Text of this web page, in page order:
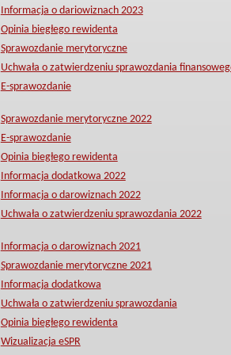
Informacja o dariowiznach 2023
Opinia biegłego rewidenta
Sprawozdanie merytoryczne
Uchwała o zatwierdzeniu sprawozdania
E-sprawozdanie
Sprawozdanie merytoryczne 2022
E-sprawozdanie
Opinia biegłego rewidenta
Informacja dodatkowa 2022
Informacja o darowiznach 2022
Uchwała o zatwierdzeniu sprawozdania 2022
Informacja o darowiznach 2021
Sprawozdanie merytoryczne 2021
Informacja dodatkowa
Uchwała o zatwierdzeniu sprawozdania
Opinia biegłego rewidenta
Wizualizacja eSPR